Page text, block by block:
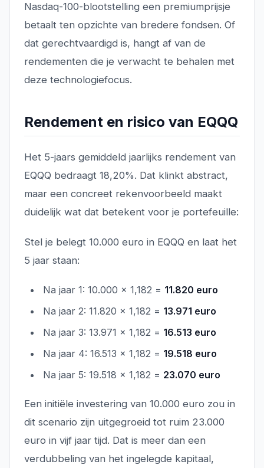
Nasdaq-100-blootstelling een premiumprijsje
betaalt ten opzichte van bredere fondsen. Of
dat gerechtvaardigd is, hangt af van de
rendementen die je verwacht te behalen met
deze technologiefocus.
Rendement en risico van EQQQ
Het 5-jaars gemiddeld jaarlijks rendement van
EQQQ bedraagt 18,20%. Dat klinkt abstract,
maar een concreet rekenvoorbeeld maakt
duidelijk wat dat betekent voor je portefeuille:
Stel je belegt 10.000 euro in EQQQ en laat het
5 jaar staan:
Na jaar 1: 10.000 x 1,182 = 11.820 euro
Na jaar 2: 11.820 x 1,182 = 13.971 euro
Na jaar 3: 13.971 x 1,182 = 16.513 euro
Na jaar 4: 16.513 x 1,182 = 19.518 euro
Na jaar 5: 19.518 x 1,182 = 23.070 euro
Een initiële investering van 10.000 euro zou in
dit scenario zijn uitgegroeid tot ruim 23.000
euro in vijf jaar tijd. Dat is meer dan een
verdubbeling van het ingelegde kapitaal,